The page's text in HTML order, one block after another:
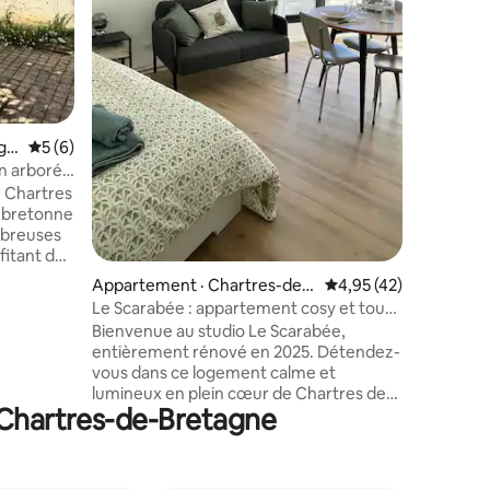
Note moyenne de 5 sur 5, 6 commentaires
5 (6)
arboré
Chartres
Appartement · Chartres-de-
Bretagne
Note moyenne de
4,95 (42)
Le Scarabée : appartement cosy et tout
équipé
Bienvenue au studio Le Scarabée,
entièrement rénové en 2025. Détendez-
vous dans ce logement calme et
lumineux en plein cœur de Chartres de
Bretagne au pied duquel vous trouverez
boulangeries, boucherie, banques,
de-Bretagne